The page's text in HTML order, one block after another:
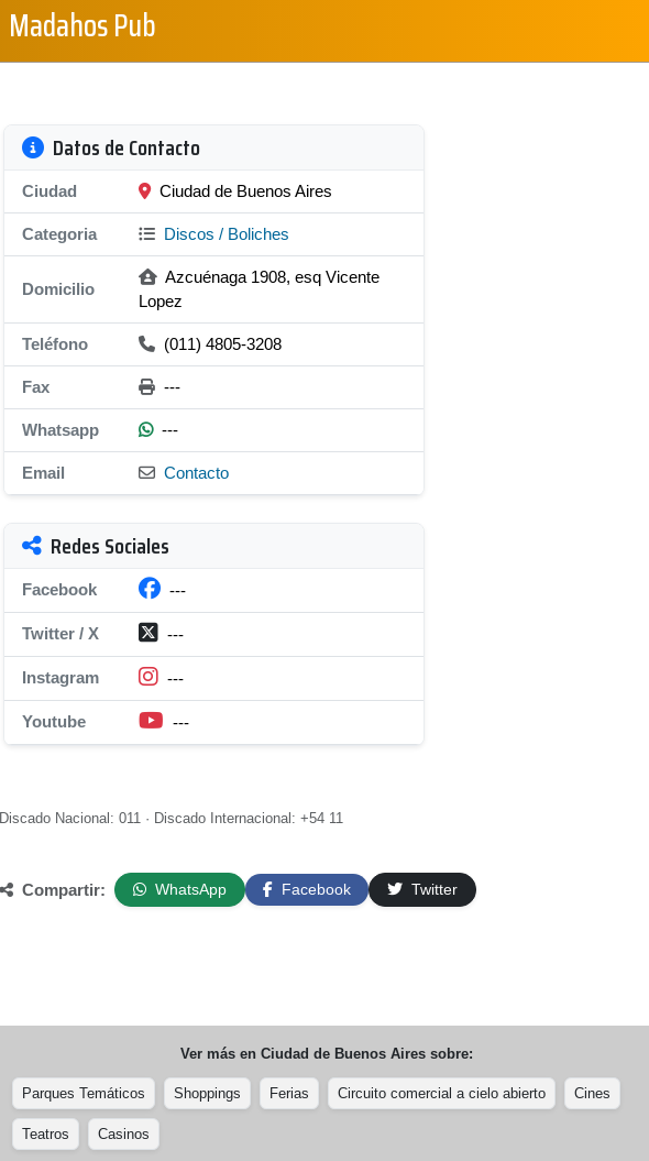
Madahos Pub
Datos de Contacto
Ciudad Ciudad de Buenos Aires
Categoria Discos / Boliches
Domicilio
Azcuénaga 1908, esq Vicente
Lopez
Teléfono (011) 4805-3208
Fax ---
Whatsapp ---
Email Contacto
Redes Sociales
Facebook ---
Twitter / X ---
Instagram ---
Youtube ---
Discado Nacional: 011 · Discado Internacional: +54 11
Compartir: WhatsApp Facebook Twitter
Ver más en Ciudad de Buenos Airessobre:
Parques Temáticos Shoppings Ferias Circuito comercial a cielo abierto Cines
Teatros Casinos